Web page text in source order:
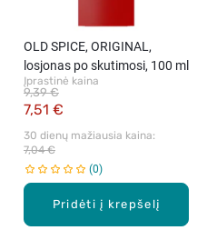
Pridėti į krepšelį
OLD SPICE, ORIGINAL,
losjonas po skutimosi, 100 ml
Įprastinė kaina
7,51 €
9,39 €
30 dienų mažiausia kaina:
7,04 €
0